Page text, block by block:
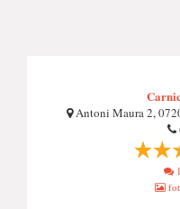
Antoni Maura 2,